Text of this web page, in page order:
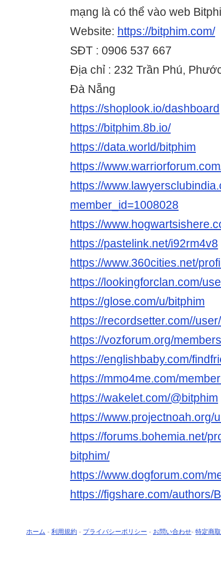
mạng là có thể vào web
Website: https://bitphim.com/
SĐT : 0906 537 667
Địa chỉ : 232 Trần Phú,
Đà Nẵng
https://shoplook.io/dashboard
https://bitphim.8b.io/
https://data.world/bitphim
https://
https://
member_id=1008028
https://
https://pastelink.net/i92rm4v8
https://www.360cities.net/
https://lookingforclan.com/
https://glose.com/u/bitphim
https://recordsetter.com//
https://vozforum.org/
https://englishbaby.com/
https://mmo4me.com/
https://wakelet.com/@bitphim
https://www.projectnoah.org/
https://forums.bohemia.net/
bitphim/
https://www.dogforum.com/
https://figshare.com/authors/
ホーム - 利用規約 - プライバシーポリシー - お問い合わせ- 特定商